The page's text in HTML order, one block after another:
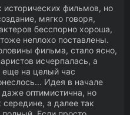
исторических фильмов, но
мягко говоря,
бесспорно хороша,
неплохо поставлены.
фильма, стало ясно,
исчерпалась, а
на целый час
Идея в начале
оптимистична, но
а далее так